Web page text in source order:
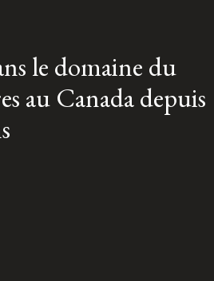
le domaine du
au Canada depuis